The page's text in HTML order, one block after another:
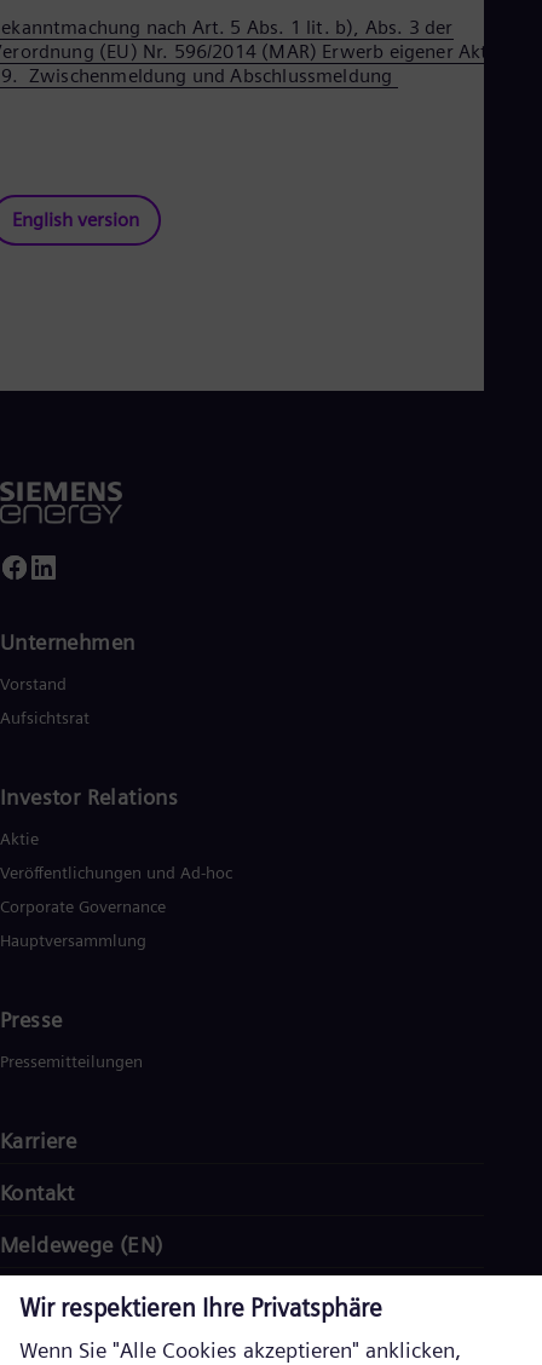
nach Art. 5 Abs. 1 lit. b), Abs. 3 der
(EU) Nr. 596/2014 (MAR) Erwerb eigener Aktien –
Zwischenmeldung und Abschlussmeldung
English version
Unternehmen
Vorstand
Aufsichtsrat
Investor Relations
Aktie
Veröffentlichungen und Ad-hoc
Corporate Governance
Hauptversammlung
Presse
Pressemitteilungen
Karriere
Kontakt
Meldewege (EN)